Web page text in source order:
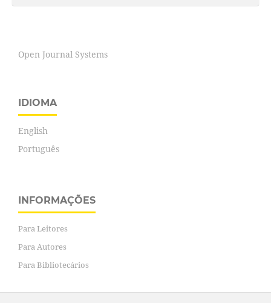
Open Journal Systems
IDIOMA
English
Português
INFORMAÇÕES
Para Leitores
Para Autores
Para Bibliotecários